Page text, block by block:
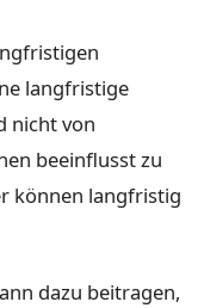
langfristige
nicht von
beeinflusst zu
können langfristig
dazu beitragen,